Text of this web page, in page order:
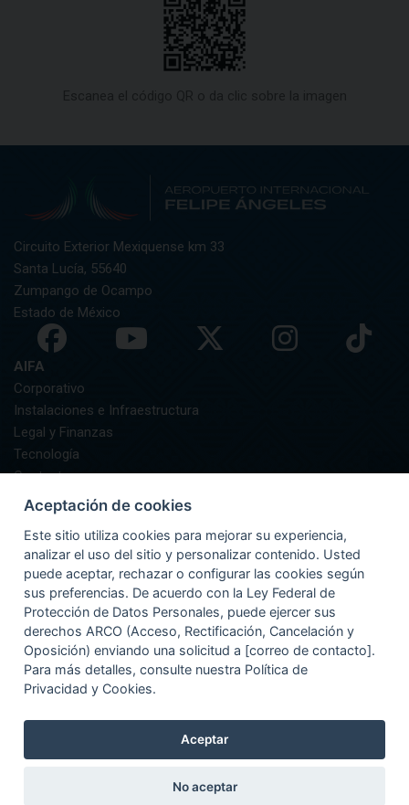
Circuito Exterior Mexiquense km 33
Santa Lucía, 55640
Zumpango de Ocampo
Estado de México
AIFA
Corporativo
Instalaciones e Infraestructura
Legal y Finanzas
Tecnología
Contacto
AIFA Informa
GUÍA DEL PASAJERO
Preguntas Frecuentes
Asistencia
Documentación y Equipaje
Información
Recomendaciones
Términos de Uso |Aviso de Privacidad
Aceptación de cookies
Este sitio utiliza cookies para mejorar su experiencia,
analizar el uso del sitio y personalizar contenido. Usted
puede aceptar, rechazar o configurar las cookies según
sus preferencias. De acuerdo con la Ley Federal de
Protección de Datos Personales, puede ejercer sus
derechos ARCO (Acceso, Rectificación, Cancelación y
Oposición) enviando una solicitud a [correo de contacto].
Para más detalles, consulte nuestra Política de
Privacidad y Cookies.
Aceptar
No aceptar